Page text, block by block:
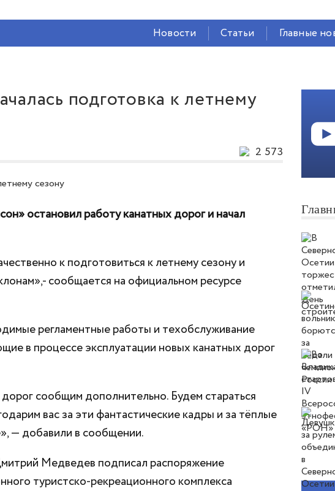
2.4 м/сНовости Статьи Главные
подготовка к летнему
2 573
остановил работу канатных дорог и начал
к подготовиться к летнему сезону и
сообщается на официальном ресурсе
регламентные работы и техобслуживание
в процессе эксплуатации новых канатных дорог
сообщим дополнительно. Будем стараться
вас за эти фантастические кадры и за тёплые
— добавили в сообщении.
Медведев подписал распоряжение
туристско-рекреационного комплекса